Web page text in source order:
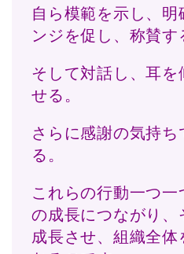
自ら模範を示し、明
ンジを促し、称賛す
そして対話し、耳
せる。
さらに感謝の気持
る。
これらの行動一つ
の成長につながり、
成長させ、組織全体